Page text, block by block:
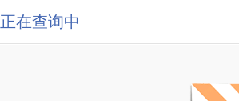
正在查询中